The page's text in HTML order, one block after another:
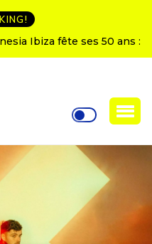
ans : le programme des